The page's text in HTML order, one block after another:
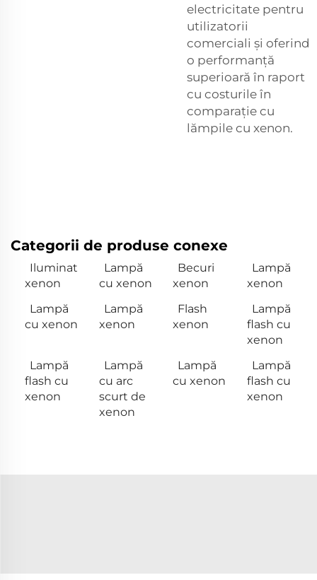
electricitate pentru
utilizatorii
comerciali și oferind
o performanță
superioară în raport
cu costurile în
comparație cu
lămpile cu xenon.
Categorii de produse conexe
Iluminat
xenon
Lampă
cu xenon
Becuri
xenon
Lampă
xenon
Lampă
cu xenon
Lampă
xenon
Flash
xenon
Lampă
flash cu
xenon
Lampă
flash cu
xenon
Lampă
cu arc
scurt de
xenon
Lampă
cu xenon
Lampă
flash cu
xenon